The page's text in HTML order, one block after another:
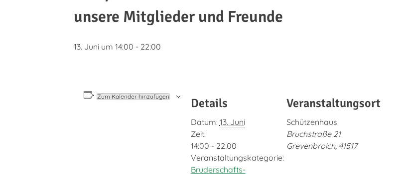
unsere Mitglieder und Freunde
13. Juni um 14:00 - 22:00
Zum Kalender hinzufügen Details
Datum: 13. Juni
Zeit:
14:00 - 22:00
Veranstaltungskategorie:
Bruderschafts-
Veranstaltungsort
Schützenhaus
Bruchstraße 21
Grevenbroich, 41517